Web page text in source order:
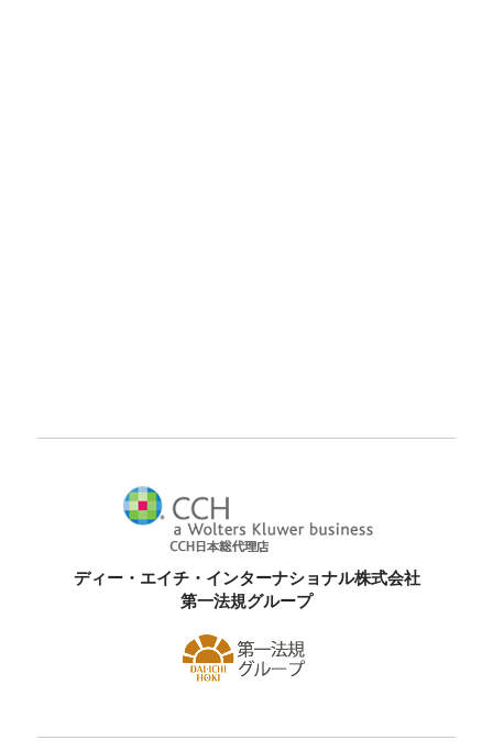
ディー・エイチ・インターナショナル株式会社
第一法規グループ